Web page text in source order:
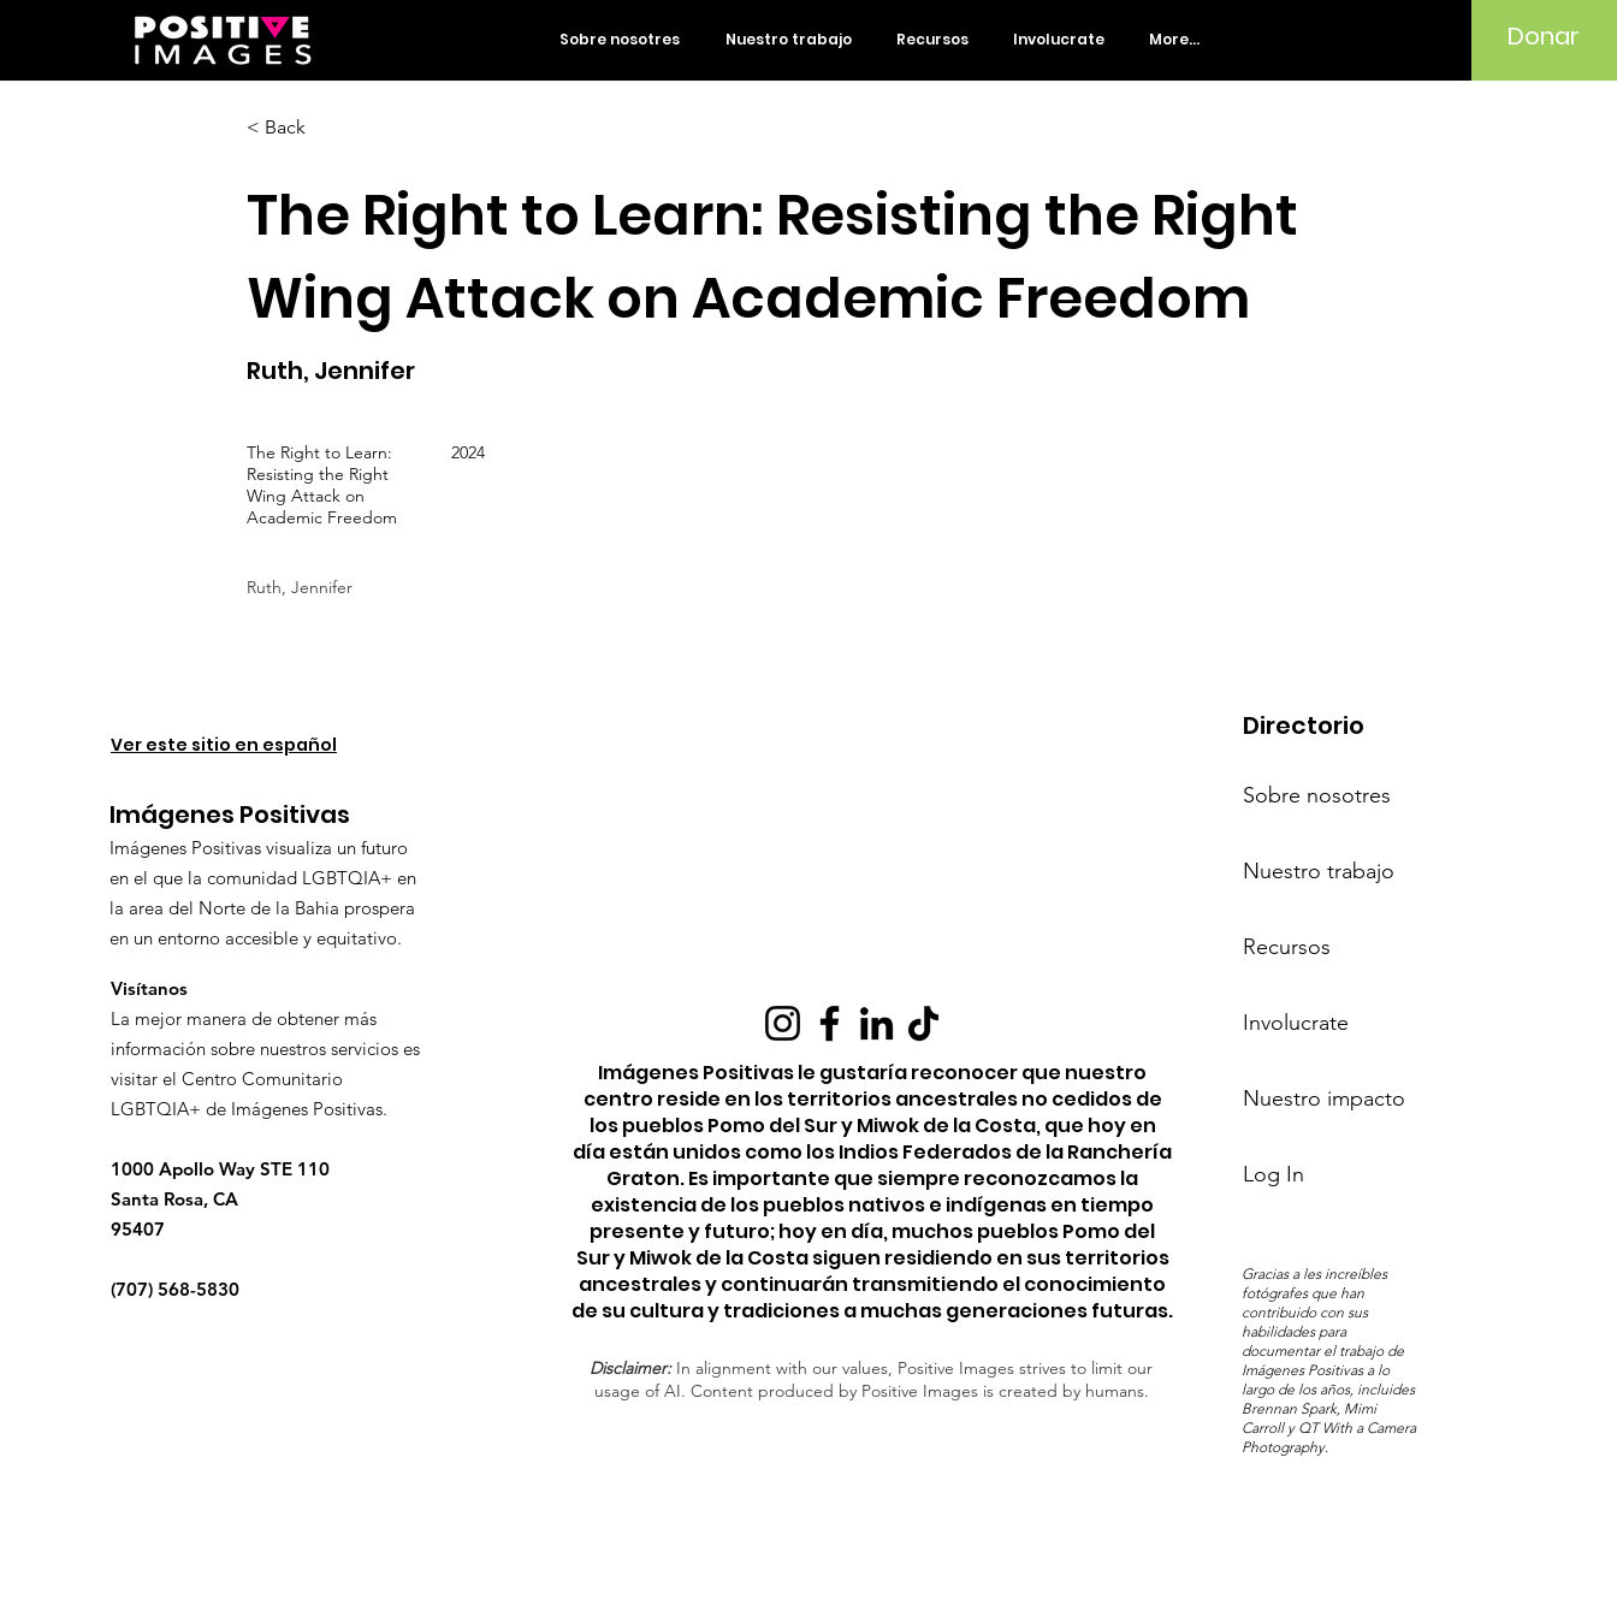
Sobre nosotres Nuestro trabajo Recursos Involucrate More... Donar
< Back
The Right to Learn: Resisting the Right
Wing Attack on Academic Freedom
Ruth, Jennifer
The Right to Learn:
Resisting the Right
Wing Attack on
Academic Freedom
2024
Ruth, Jennifer
Ver este sitio en español
Imágenes Positivas
Imágenes Positivas visualiza un futuro
en el que la comunidad LGBTQIA+ en
la area del Norte de la Bahia prospera
en un entorno accesible y equitativo.
Visítanos
La mejor manera de obtener más
información sobre nuestros servicios es
visitar el Centro Comunitario
LGBTQIA+ de Imágenes Positivas.
1000 Apollo Way STE 110
Santa Rosa, CA
95407
(707) 568-5830
Imágenes Positivas le gustaría reconocer que nuestro
centro reside en los territorios ancestrales no cedidos de
los pueblos Pomo del Sur y Miwok de la Costa, que hoy en
día están unidos como los Indios Federados de la Ranchería
Graton. Es importante que siempre reconozcamos la
existencia de los pueblos nativos e indígenas en tiempo
presente y futuro; hoy en día, muchos pueblos Pomo del
Sur y Miwok de la Costa siguen residiendo en sus territorios
ancestrales y continuarán transmitiendo el conocimiento
de su cultura y tradiciones a muchas generaciones futuras.
Disclaimer:In alignment with our values, Positive Images strives to limit our
usage of AI. Content produced by Positive Images is created by humans.
Directorio
Sobre nosotres
Nuestro trabajo
Recursos
Involucrate
Nuestro impacto
Log In
Gracias a les increíbles
fotógrafes que han
contribuido con sus
habilidades para
documentar el trabajo de
Imágenes Positivas a lo
largo de los años, incluides
Brennan Spark, Mimi
Carroll y QT With a Camera
Photography.